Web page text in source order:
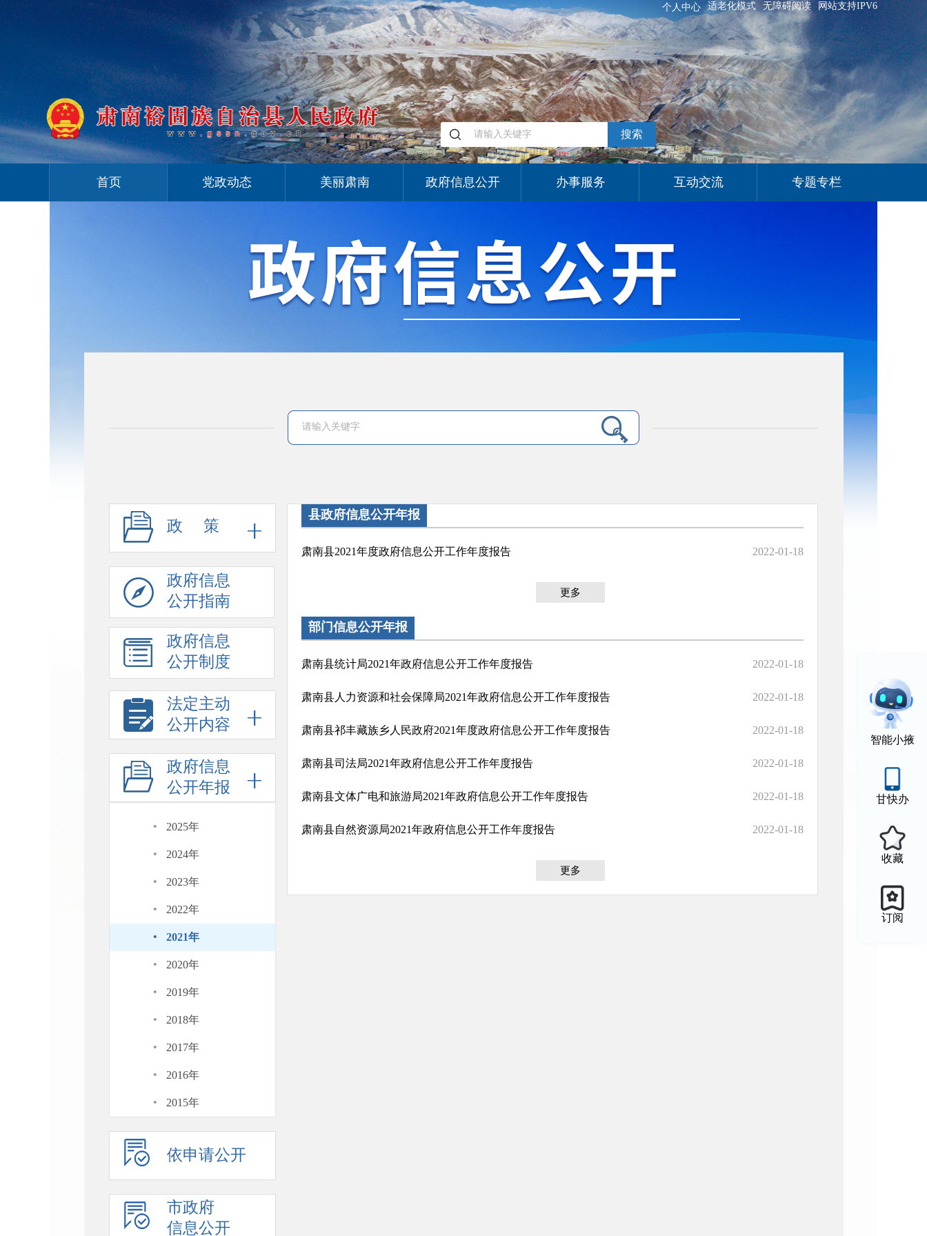
网站支持IPV6
无障碍阅读
适老化模式
个人中心
搜索
首页 党政动态 美丽肃南 政府信息公开 办事服务 互动交流 专题专栏
智能小掖
甘快办
收藏
订阅
政 策
政府信息
公开指南
政府信息
公开制度
法定主动
公开内容
政府信息
公开年报
· 2025年
· 2024年
· 2023年
· 2022年
· 2021年
· 2020年
· 2019年
· 2018年
· 2017年
· 2016年
· 2015年
依申请公开
市政府
信息公开
县政府信息公开年报
肃南县2021年度政府信息公开工作年度报告 2022-01-18
更多
部门信息公开年报
肃南县统计局2021年政府信息公开工作年度报告 2022-01-18
肃南县人力资源和社会保障局2021年政府信息公开工作年度报告 2022-01-18
肃南县祁丰藏族乡人民政府2021年度政府信息公开工作年度报告 2022-01-18
肃南县司法局2021年政府信息公开工作年度报告 2022-01-18
肃南县文体广电和旅游局2021年政府信息公开工作年度报告 2022-01-18
肃南县自然资源局2021年政府信息公开工作年度报告 2022-01-18
更多